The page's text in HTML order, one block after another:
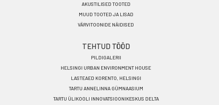
AKUSTILISED TOOTED
MUUD TOOTED JA LISAD
VÄRVITOONIDE NÄIDISED
TEHTUD TÖÖD
PILDIGALERII
HELSINGI URBAN ENVIRONMENT HOUSE
LASTEAED KORENTO, HELSINGI
TARTU ANNELINNA GÜMNAASIUM
TARTU ÜLIKOOLI INNOVATSIOONIKESKUS DELTA